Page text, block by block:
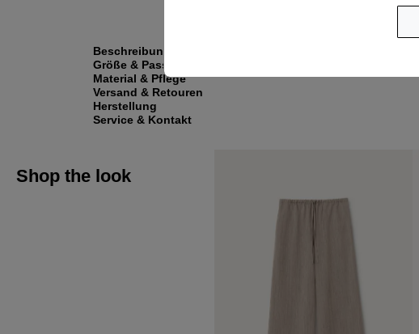
Beschreibung
Größe & Passform
Material & Pflege
Versand & Retouren
Herstellung
Service & Kontakt
Shop the look